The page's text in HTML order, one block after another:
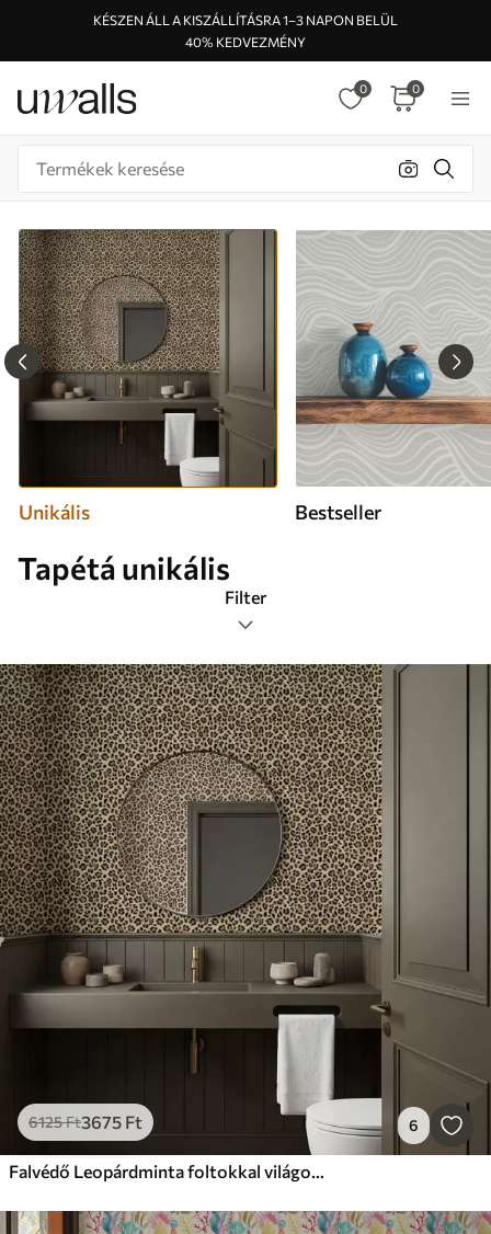
KÉSZEN ÁLL A KISZÁLLÍTÁSRA 1–3 NAPON BELÜL
40% KEDVEZMÉNY
0 0
Unikális Bestseller
Tapétá unikális
Filter
Címkék
Legnépszerűbb
Mindent visszaállítani
6125Ft3675 Ft 6
Falvédő Leopárdminta foltokkal világos háttér előtt